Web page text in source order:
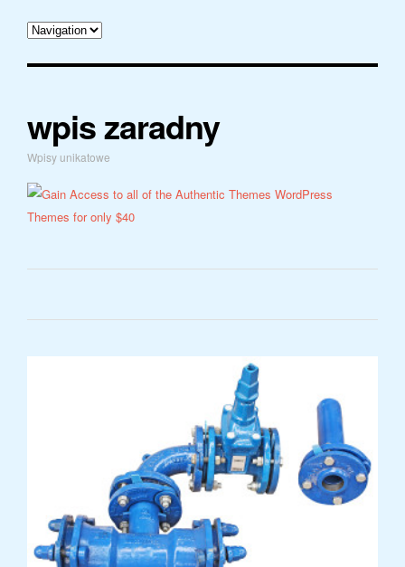
wpis zaradny
Wpisy unikatowe